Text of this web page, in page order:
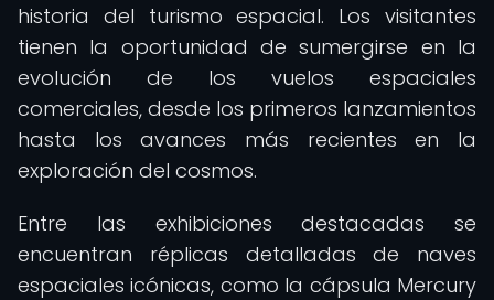
historia del turismo espacial. Los visitantes
tienen la oportunidad de sumergirse en la
evolución de los vuelos espaciales
comerciales, desde los primeros lanzamientos
hasta los avances más recientes en la
exploración del cosmos.
Entre las exhibiciones destacadas se
encuentran réplicas detalladas de naves
espaciales icónicas, como la cápsula Mercury